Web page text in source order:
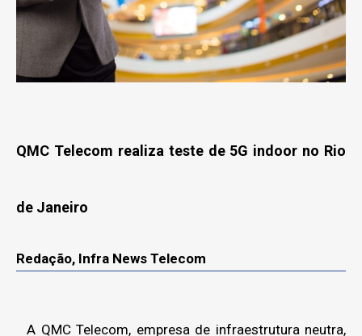
QMC Telecom realiza teste de 5G indoor no Rio
de Janeiro
Redação, Infra News Telecom
A QMC Telecom, empresa de infraestrutura neutra,